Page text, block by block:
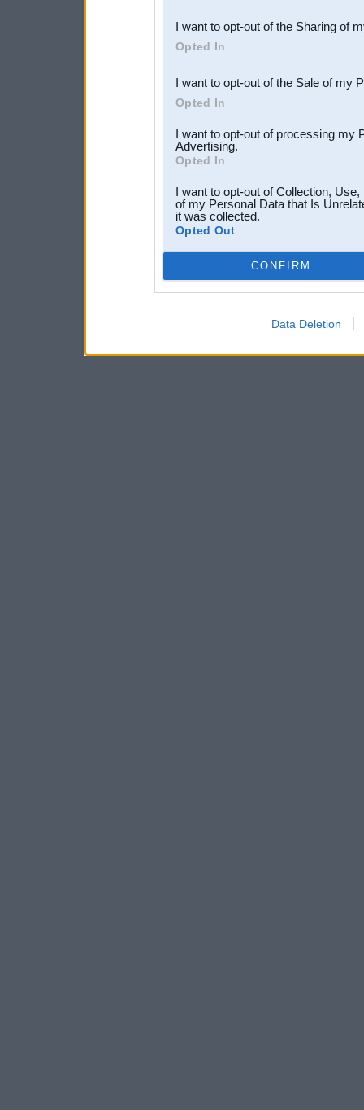
Downstream Participants
third parties.
I want to opt-out of the Sharing of
Opted In
I want to opt-out of the Sale of my
Opted In
I want to opt-out of processing my
Advertising.
Opted In
I want to opt-out of Collection,
of my Personal Data that Is
it was collected.
Opted Out
CONFIRM
Data Deletion